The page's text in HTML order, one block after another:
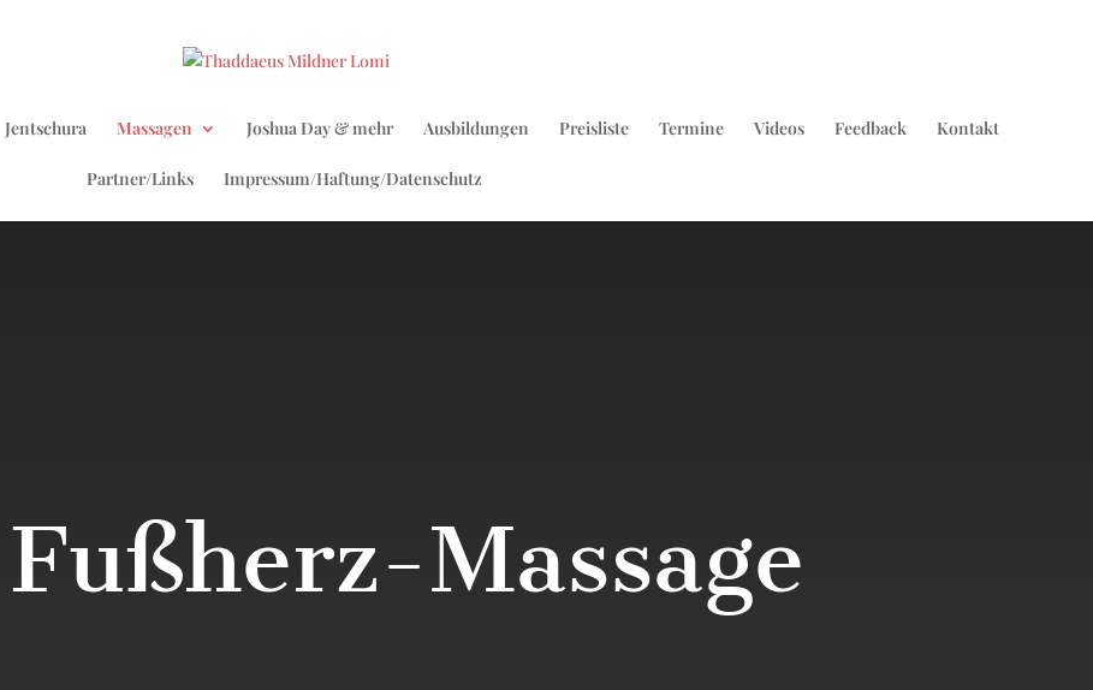
Jentschura Massagen Joshua Day & mehr Ausbildungen Preisliste Termine Videos Feedback Kontakt
Partner/Links Impressum/Haftung/Datenschutz
Massage